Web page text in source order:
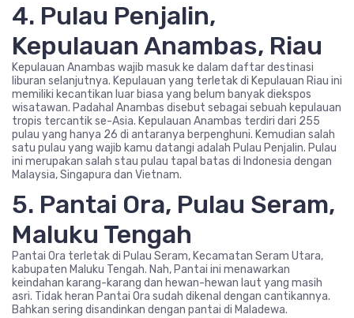
4. Pulau Penjalin,
Kepulauan Anambas, Riau
Kepulauan Anambas wajib masuk ke dalam daftar destinasi
liburan selanjutnya. Kepulauan yang terletak di Kepulauan Riau ini
memiliki kecantikan luar biasa yang belum banyak diekspos
wisatawan. Padahal Anambas disebut sebagai sebuah kepulauan
tropis tercantik se-Asia. Kepulauan Anambas terdiri dari 255
pulau yang hanya 26 di antaranya berpenghuni. Kemudian salah
satu pulau yang wajib kamu datangi adalah Pulau Penjalin. Pulau
ini merupakan salah stau pulau tapal batas di Indonesia dengan
Malaysia, Singapura dan Vietnam.
5. Pantai Ora, Pulau Seram,
Maluku Tengah
Pantai Ora terletak di Pulau Seram, Kecamatan Seram Utara,
kabupaten Maluku Tengah. Nah, Pantai ini menawarkan
keindahan karang-karang dan hewan-hewan laut yang masih
asri. Tidak heran Pantai Ora sudah dikenal dengan cantikannya.
Bahkan sering disandinkan dengan pantai di Maladewa.